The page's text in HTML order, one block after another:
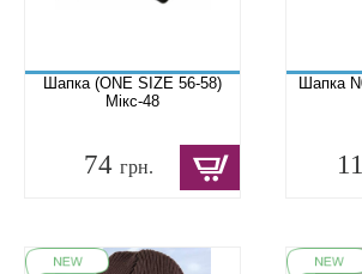
Шапка (ONE SIZE 56-58)
Мікс-48
74грн.
Шапка